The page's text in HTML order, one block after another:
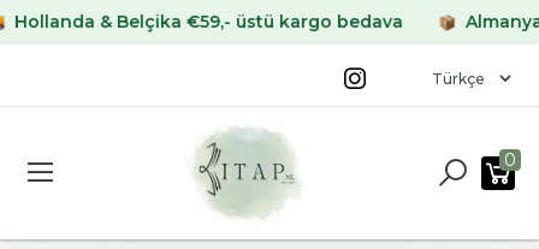
& Belçika €59,- üstü kargo bedava Almanya &
0